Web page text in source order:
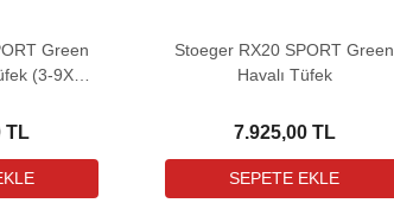
Green
(3-9X32
TL
Stoeger RX20 SPORT Green
Havalı Tüfek
7.925,00 TL